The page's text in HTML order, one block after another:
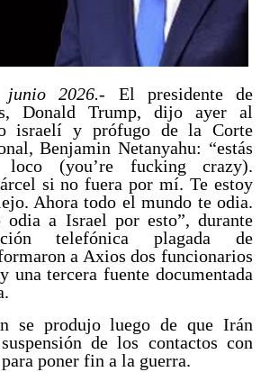
junio 2026.- El presidente de
Donald Trump, dijo ayer al
israelí y prófugo de la Corte
Benjamin Netanyahu: “estás
loco (you’re fucking crazy).
si no fuera por mí. Te estoy
Ahora todo el mundo te odia.
odia a Israel por esto”, durante
telefónica plagada de
a Axios dos funcionarios
una tercera fuente documentada
se produjo luego de que Irán
de los contactos con
poner fin a la guerra.